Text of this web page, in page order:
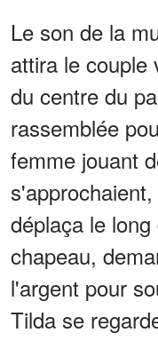
Le son de la
attira le couple
du centre du
rassemblée
femme jouant
déplaça le
chapeau,
l'argent pour
Tilda se